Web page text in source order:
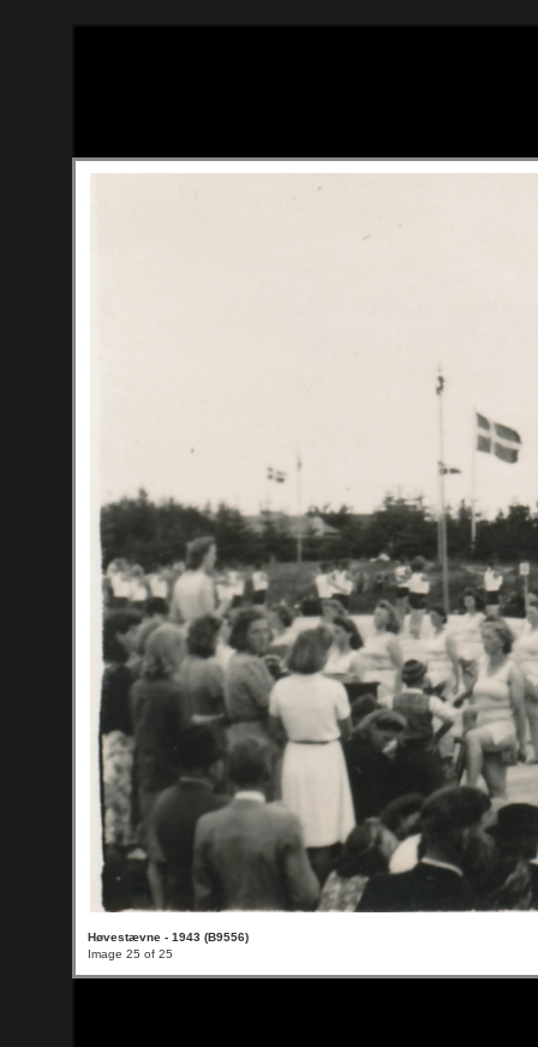
Høvestævne - 1943 (B9556)
Image 25 of 25